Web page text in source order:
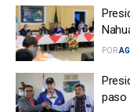
POR
paso